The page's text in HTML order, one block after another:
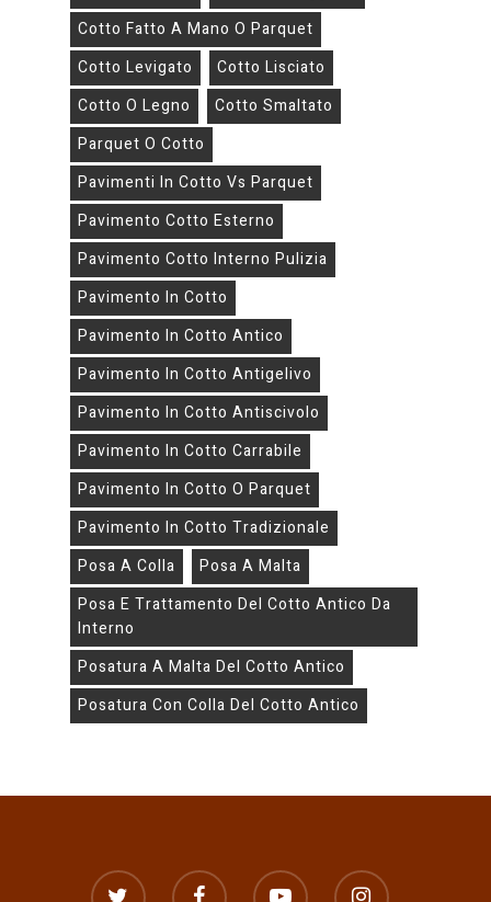
Cotto Fatto A Mano O Parquet
Cotto Levigato
Cotto Lisciato
Cotto O Legno
Cotto Smaltato
Parquet O Cotto
Pavimenti In Cotto Vs Parquet
Pavimento Cotto Esterno
Pavimento Cotto Interno Pulizia
Pavimento In Cotto
Pavimento In Cotto Antico
Pavimento In Cotto Antigelivo
Pavimento In Cotto Antiscivolo
Pavimento In Cotto Carrabile
Pavimento In Cotto O Parquet
Pavimento In Cotto Tradizionale
Posa A Colla
Posa A Malta
Posa E Trattamento Del Cotto Antico Da
Interno
Posatura A Malta Del Cotto Antico
Posatura Con Colla Del Cotto Antico